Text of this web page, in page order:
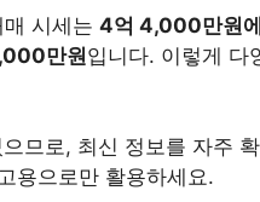
시세는 4억 4,000만원
만원입니다. 이렇게 다
므로, 최신 정보를 자주
용으로만 활용하세요.